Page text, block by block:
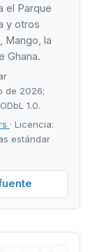
el Parque
y otros
Mango, la
Ghana.
de 2026;
1.0.
· Licencia:
estándar